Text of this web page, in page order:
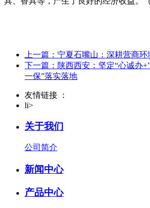
上一篇：宁夏石嘴山：深耕营商
下一篇：陕西西安：坚定“心诚办
一保”落实落地
友情链接 ：
li>
关于我们
公司简介
新闻中心
产品中心